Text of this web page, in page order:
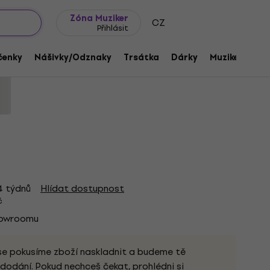
Zóna Muziker
Přihlásit CZ
Nášivky/Odznaky Trsátka Dárky Muziker
Club Eagle Black L Tričko
Club Kód produktu:1252050
týdnů Hlídat dostupnost
pokusíme zboží naskladnit a budeme tě
Pokud nechceš čekat, prohlédni si